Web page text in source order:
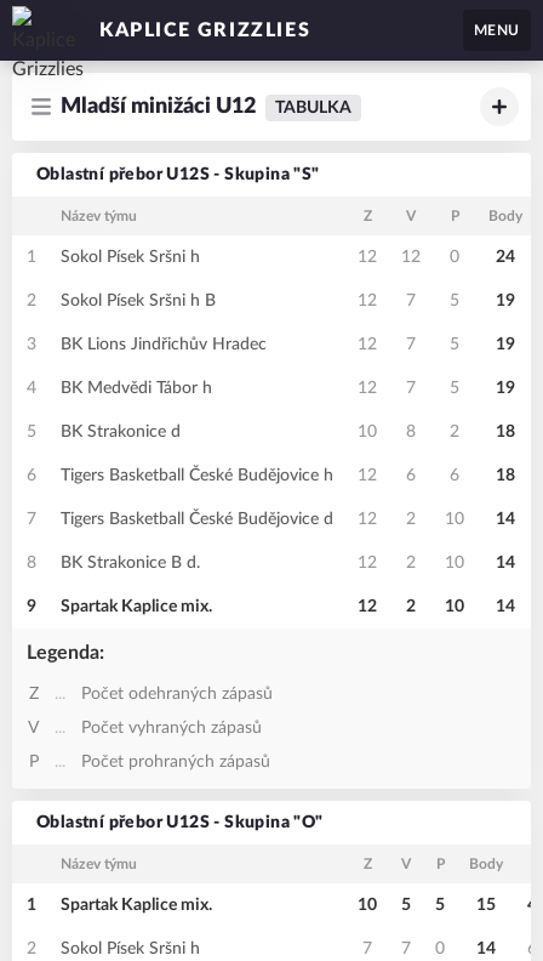
KAPLICE GRIZZLIES MENU
Mladší minižáci U12 TABULKA
Oblastní přebor U12S - Skupina "S"
Název týmu Z V P Body
1 Sokol Písek Sršni h 12 12 0 24
2 Sokol Písek Sršni h B 12 7 5 19
3 BK Lions Jindřichův Hradec 12 7 5 19
4 BK Medvědi Tábor h 12 7 5 19
5 BK Strakonice d 10 8 2 18
6 Tigers Basketball České Budějovice h 12 6 6 18
7 Tigers Basketball České Budějovice d 12 2 10 14
8 BK Strakonice B d. 12 2 10 14
9 Spartak Kaplice mix. 12 2 10 14
Legenda:
Z ...
Počet odehraných zápasů
V
...
Počet vyhraných zápasů
P
... Počet prohraných zápasů
Oblastní přebor U12S - Skupina "O"
Název týmu Z V P Body
1 Spartak Kaplice mix. 10 5 5 15
2 Sokol Písek Sršni h 7 7 0 14